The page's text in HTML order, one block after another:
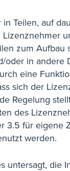
Teilen, auf
zum Aufbau
oder in andere
eine
sich der
Regelung
des
3.5 für eigene
werden.
untersagt, die